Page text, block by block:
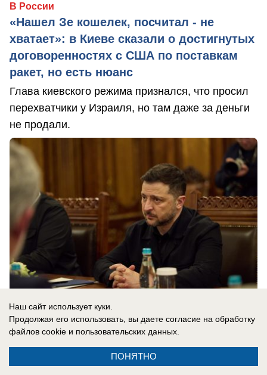
В России
«Нашел Зе кошелек, посчитал - не
хватает»: в Киеве сказали о достигнутых
договоренностях с США по поставкам
ракет, но есть нюанс
Глава киевского режима признался, что просил
перехватчики у Израиля, но там даже за деньги
не продали.
08.08.2026
Наш сайт использует куки.
Продолжая его использовать, вы даете согласие на обработку
файлов cookie и пользовательских данных.
ПОНЯТНО